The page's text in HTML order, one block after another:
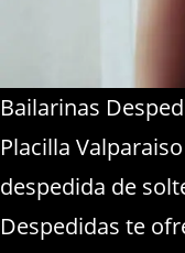
Bailarinas
Placilla
despedida de
Despedidas te